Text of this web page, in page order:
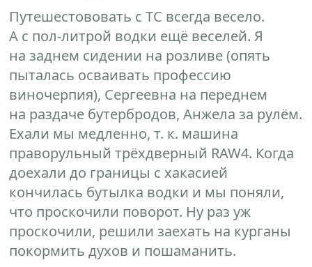
Путешестововать с ТС всегда весело.
А с пол-литрой водки ещё веселей. Я
на заднем сидении на розливе (опять
пыталась осваивать профессию
виночерпия), Сергеевна на переднем
на раздаче бутербродов, Анжела за рулём.
Ехали мы медленно, т. к. машина
праворульный трёхдверный RAW4. Когда
доехали до границы с хакасией
кончилась бутылка водки и мы поняли,
что проскочили поворот. Ну раз уж
проскочили, решили заехать на курганы
покормить духов и пошаманить.